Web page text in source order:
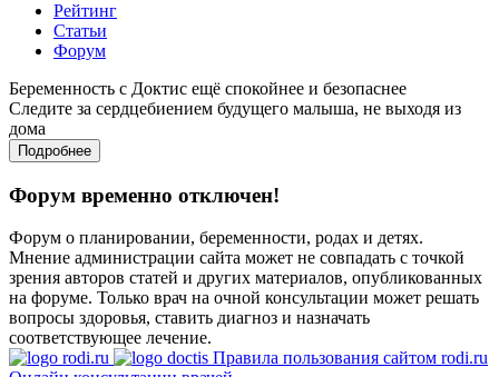
Рейтинг
Статьи
Форум
Беременность с Доктис ещё спокойнее и безопаснее
Следите за сердцебиением будущего малыша, не выходя из
дома
Подробнее
Форум временно отключен!
Форум о планировании, беременности, родах и детях.
Мнение администрации сайта может не совпадать с точкой
зрения авторов статей и других материалов, опубликованных
на форуме. Только врач на очной консультации может решать
вопросы здоровья, ставить диагноз и назначать
соответствующее лечение.
Правила пользования сайтом rodi.ru